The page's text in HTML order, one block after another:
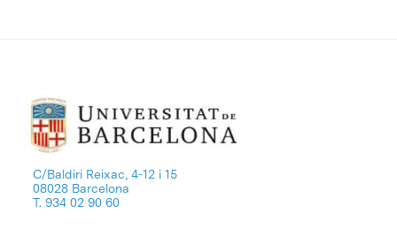
C/Baldiri Reixac, 4-12 i 15
08028 Barcelona
T. 934 02 90 60